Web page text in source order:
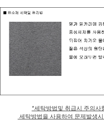
*세탁방법및 취급시 주의사
세탁방법을 사용하여 문제발생